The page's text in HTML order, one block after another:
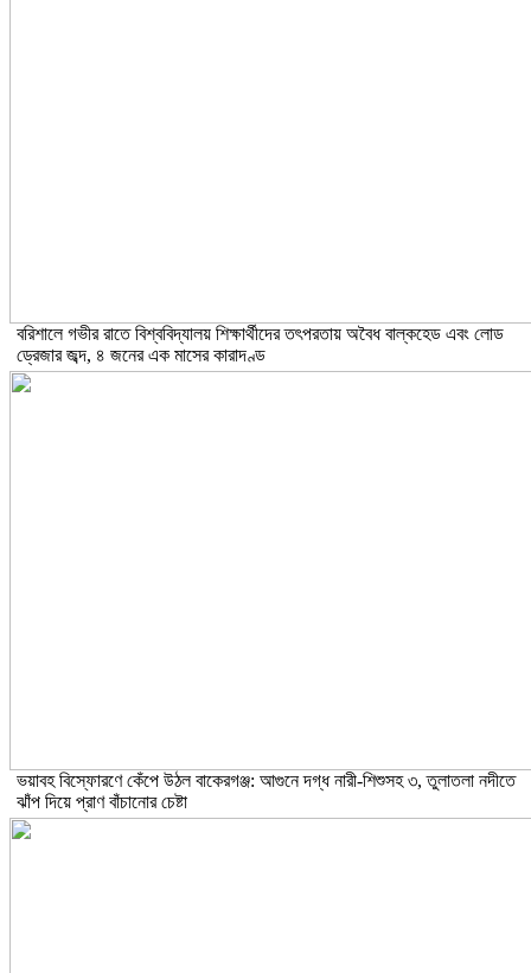
বরিশালে গভীর রাতে বিশ্ববিদ্যালয় শিক্ষার্থীদের তৎপরতায় অবৈধ বাল্কহেড এবং লোড
ড্রেজার জব্দ, ৪ জনের এক মাসের কারাদণ্ড
ভয়াবহ বিস্ফোরণে কেঁপে উঠল বাকেরগঞ্জ: আগুনে দগ্ধ নারী-শিশুসহ ৩, তুলাতলা নদীতে
ঝাঁপ দিয়ে প্রাণ বাঁচানোর চেষ্টা